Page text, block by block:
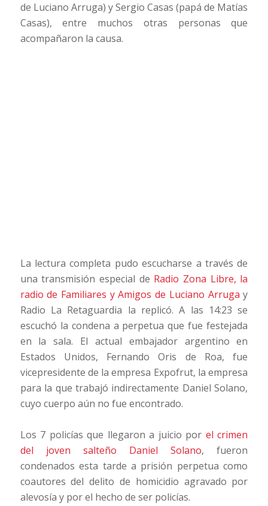
de Luciano Arruga) y Sergio Casas (papá de Matías
Casas), entre muchos otras personas que
acompañaron la causa.
La lectura completa pudo escucharse a través de
una transmisión especial de Radio Zona Libre, la
radio de Familiares y Amigos de Luciano Arruga y
Radio La Retaguardia la replicó. A las 14:23 se
escuchó la condena a perpetua que fue festejada
en la sala. El actual embajador argentino en
Estados Unidos, Fernando Oris de Roa, fue
vicepresidente de la empresa Expofrut, la empresa
para la que trabajó indirectamente Daniel Solano,
cuyo cuerpo aún no fue encontrado.
Los 7 policías que llegaron a juicio por el crimen
del joven salteño Daniel Solano, fueron
condenados esta tarde a prisión perpetua como
coautores del delito de homicidio agravado por
alevosía y por el hecho de ser policías.